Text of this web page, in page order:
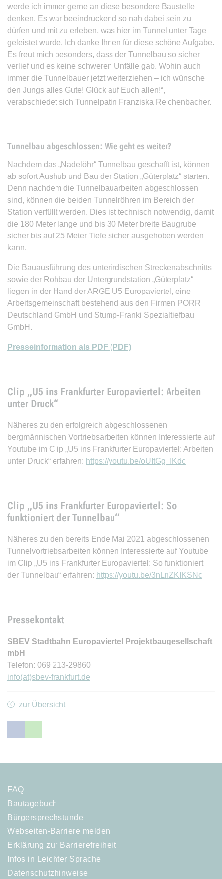
werde ich immer gerne an diese besondere Baustelle
denken. Es war beeindruckend so nah dabei sein zu
dürfen und mit zu erleben, was hier im Tunnel unter Tage
geleistet wurde. Ich danke Ihnen für diese schöne Aufgabe.
Es freut mich besonders, dass der Tunnelbau so sicher
verlief und es keine schweren Unfälle gab. Wohin auch
immer die Tunnelbauer jetzt weiterziehen – ich wünsche
den Jungs alles Gute! Glück auf Euch allen!“,
verabschiedet sich Tunnelpatin Franziska Reichenbacher.
Tunnelbau abgeschlossen: Wie geht es weiter?
Nachdem das „Nadelöhr“ Tunnelbau geschafft ist, können
ab sofort Aushub und Bau der Station „Güterplatz“ starten.
Denn nachdem die Tunnelbauarbeiten abgeschlossen
sind, können die beiden Tunnelröhren im Bereich der
Station verfüllt werden. Dies ist technisch notwendig, damit
die 180 Meter lange und bis 30 Meter breite Baugrube
sicher bis auf 25 Meter Tiefe sicher ausgehoben werden
kann.
Die Bauausführung des unterirdischen Streckenabschnitts
sowie der Rohbau der Untergrundstation „Güterplatz“
liegen in der Hand der ARGE U5 Europaviertel, eine
Arbeitsgemeinschaft bestehend aus den Firmen PORR
Deutschland GmbH und Stump-Franki Spezialtiefbau
GmbH.
Presseinformation als PDF (PDF)
Clip „U5 ins Frankfurter Europaviertel: Arbeiten
unter Druck“
Näheres zu den erfolgreich abgeschlossenen
bergmännischen Vortriebsarbeiten können Interessierte auf
Youtube im Clip „U5 ins Frankfurter Europaviertel: Arbeiten
unter Druck“ erfahren: https://youtu.be/oUItGg_IKdc
Clip „U5 ins Frankfurter Europaviertel: So
funktioniert der Tunnelbau“
Näheres zu den bereits Ende Mai 2021 abgeschlossenen
Tunnelvortriebsarbeiten können Interessierte auf Youtube
im Clip „U5 ins Frankfurter Europaviertel: So funktioniert
der Tunnelbau“ erfahren: https://youtu.be/3nLnZKIKSNc
Pressekontakt
SBEV Stadtbahn Europaviertel Projektbaugesellschaft
mbH
Telefon: 069 213-29860
info(at)sbev-frankfurt.de
zur Übersicht
FAQ
Bautagebuch
Bürgersprechstunde
Webseiten-Barriere melden
Erklärung zur Barrierefreiheit
Infos in Leichter Sprache
Datenschutzhinweise